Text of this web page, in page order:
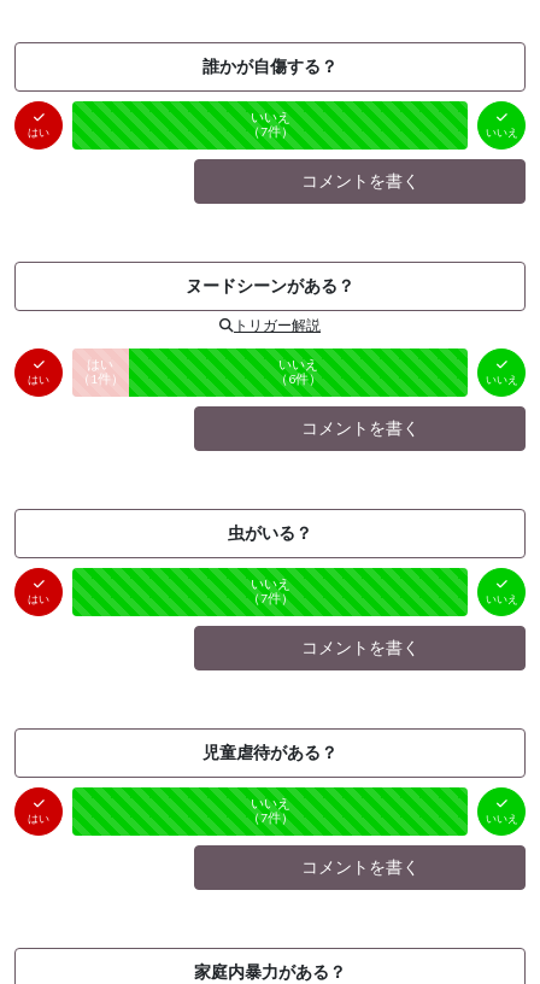
誰かが自傷する？
はい
はい
（0件）
未投票
いいえ
（7件） いいえ
コメントを書く
ヌードシーンがある？
トリガー解説
はい
はい
（ 1件） 未投票
いいえ
（6件） いいえ
コメントを書く
虫がいる？
はい
はい
（0件）
未投票
いいえ
（7件） いいえ
コメントを書く
児童虐待がある？
はい
はい
（0件）
未投票
いいえ
（7件） いいえ
コメントを書く
家庭内暴力がある？